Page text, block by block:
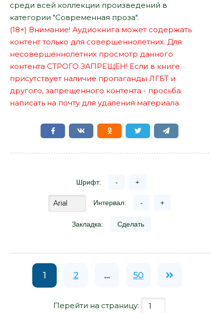
среди всей коллекции произведений в
категории "Современная проза".
(18+) Внимание! Аудиокнига может содержать
контент только для совершеннолетних. Для
несовершеннолетних просмотр данного
контента СТРОГО ЗАПРЕЩЕН! Если в книге
присутствует наличие пропаганды ЛГБТ и
другого, запрещенного контента - просьба
написать на почту для удаления материала.
Шрифт: - +
Интервал: - +
Закладка: Сделать
1 2 ... 50
Перейти на страницу: